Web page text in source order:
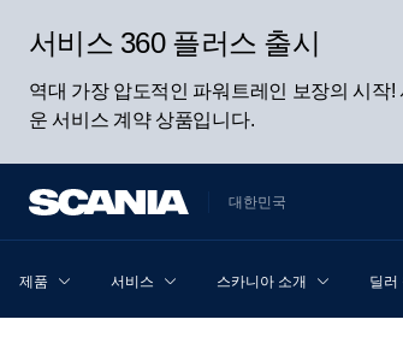
서비스 360 플러스 출시
역대 가장 압도적인 파워트레인 보장의 시작
운 서비스 계약 상품입니다.
대한민국
제품 서비스 스카니아 소개 딜러